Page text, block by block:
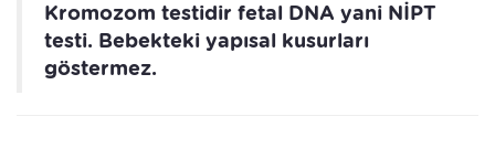
Kromozom testidir fetal DNA yani NİPT
testi. Bebekteki yapısal kusurları
göstermez.